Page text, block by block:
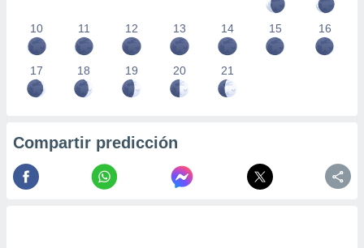
10 11 12 13 14 15 16
17 18 19 20 21
Compartir predicción